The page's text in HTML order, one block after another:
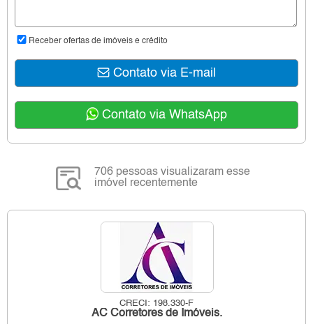
Receber ofertas de imóveis e crédito
Contato via E-mail
Contato via WhatsApp
706 pessoas visualizaram esse
imóvel recentemente
CRECI: 198.330-F
AC Corretores de Imóveis.